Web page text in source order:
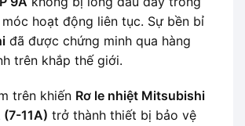
hoạt động liên tục. Sự bền bỉ
đã được chứng minh qua hàng
trên khắp thế giới.
trên khiến Rơ le nhiệt Mitsubishi
11A) trở thành thiết bị bảo vệ